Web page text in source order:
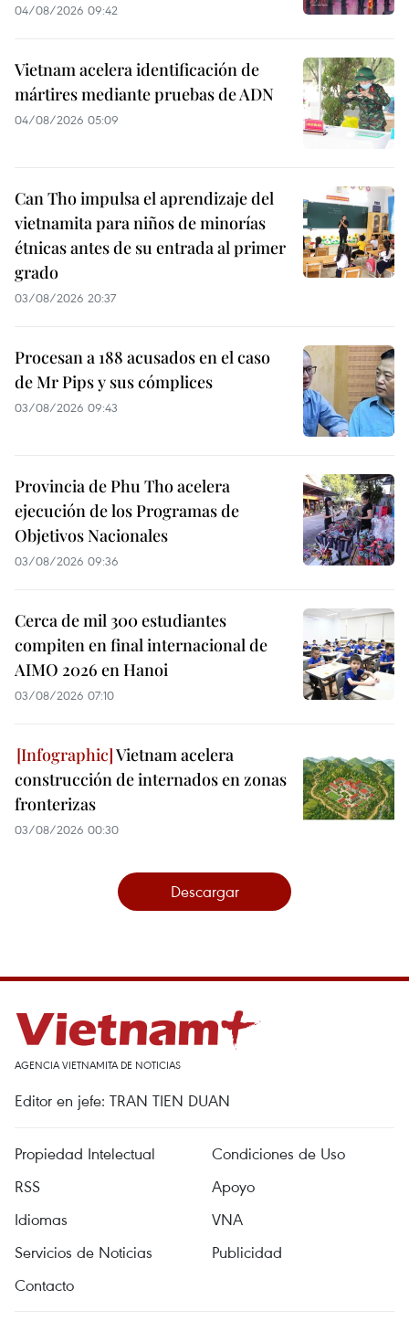
04/08/2026 09:42
Vietnam acelera identificación de
mártires mediante pruebas de ADN
04/08/2026 05:09
Can Tho impulsa el aprendizaje del
vietnamita para niños de minorías
étnicas antes de su entrada al primer
grado
03/08/2026 20:37
Procesan a 188 acusados en el caso
de Mr Pips y sus cómplices
03/08/2026 09:43
Provincia de Phu Tho acelera
ejecución de los Programas de
Objetivos Nacionales
03/08/2026 09:36
Cerca de mil 300 estudiantes
compiten en final internacional de
AIMO 2026 en Hanoi
03/08/2026 07:10
Vietnam acelera
construcción de internados en zonas
fronterizas
03/08/2026 00:30
Descargar
AGENCIA VIETNAMITA DE NOTICIAS
Editor en jefe: TRAN TIEN DUAN
Propiedad Intelectual
Condiciones de Uso
RSS
Apoyo
Idiomas
VNA
Servicios de Noticias
Publicidad
Contacto